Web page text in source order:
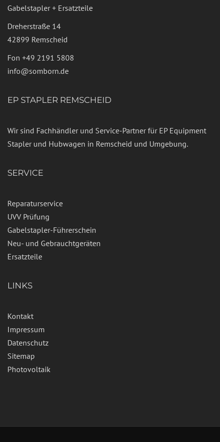
Gabelstapler + Ersatzteile
Dreherstraße 14
42899 Remscheid
Fon +49 2191 5808
info@somborn.de
EP STAPLER REMSCHEID
Wir sind Fachhändler und Service-Partner für EP Equipment
Stapler und Hubwagen in Remscheid und Umgebung.
SERVICE
Reparaturservice
UVV Prüfung
Gabelstapler-Führerschein
Neu- und Gebrauchtgeräten
Ersatzteile
LINKS
Kontakt
Impressum
Datenschutz
Sitemap
Photovoltaik